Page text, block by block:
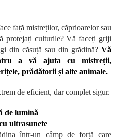
față mistreților, căprioarelor sau
protejați culturile? Vă faceți griji
din căsuță sau din grădină? Vă
a vă ajuta cu mistreții,
prădătorii și alte animale.
de eficient, dar complet sigur.
de lumină
ultrasunete
într-un câmp de forță care